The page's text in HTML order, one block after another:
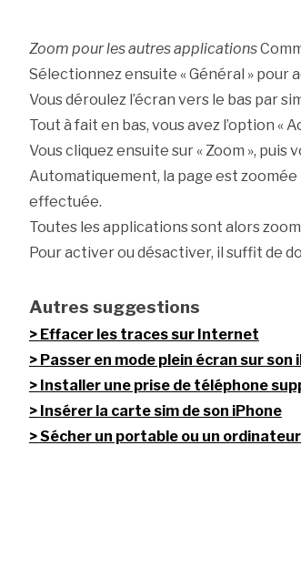
Zoom pour les autres applications
Sélectionnez ensuite « Général » pour
Vous déroulez l’écran vers le bas par
Tout à fait en bas, vous avez l’option «
Vous cliquez ensuite sur « Zoom »,
Automatiquement, la page est
effectuée.
Toutes les applications sont alors
Pour activer ou désactiver, il suffit de
Autres suggestions
Effacer les traces sur Internet
Passer en mode plein écran sur son
Installer une prise de téléphone
Insérer la carte sim de son iPhone
Sécher un portable ou un